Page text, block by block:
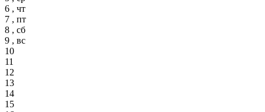
6 , чт
7 , пт
8 , сб
9 , вс
10
11
12
13
14
15